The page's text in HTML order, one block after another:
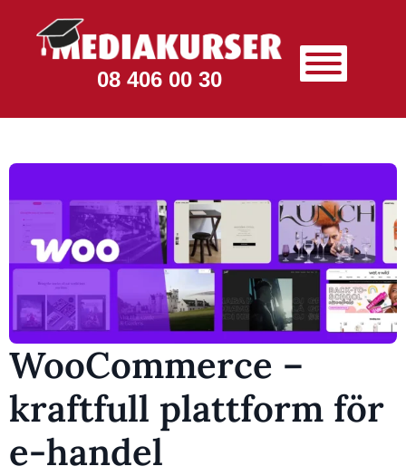
08 406 00 30
WooCommerce –
kraftfull plattform för
e-handel